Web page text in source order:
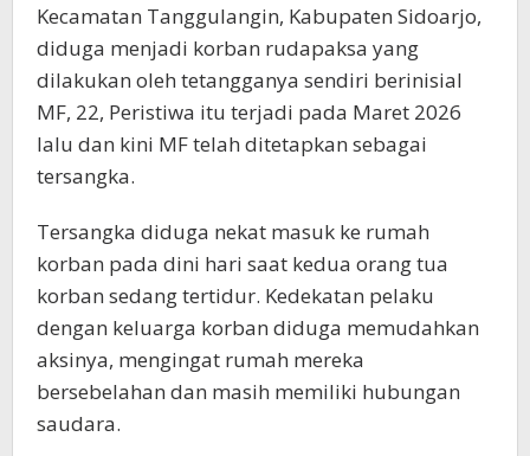
Kecamatan Tanggulangin, Kabupaten Sidoarjo,
diduga menjadi korban rudapaksa yang
dilakukan oleh tetangganya sendiri berinisial
MF, 22, Peristiwa itu terjadi pada Maret 2026
lalu dan kini MF telah ditetapkan sebagai
tersangka.
Tersangka diduga nekat masuk ke rumah
korban pada dini hari saat kedua orang tua
korban sedang tertidur. Kedekatan pelaku
dengan keluarga korban diduga memudahkan
aksinya, mengingat rumah mereka
bersebelahan dan masih memiliki hubungan
saudara.